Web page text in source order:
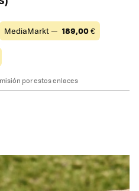
MediaMarkt — 189,00€
por estos enlaces